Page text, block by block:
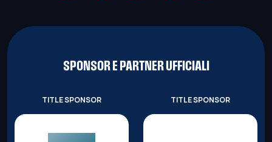
SPONSOR E PARTNER UFFICIALI
TITLE SPONSOR TITLE SPONSOR